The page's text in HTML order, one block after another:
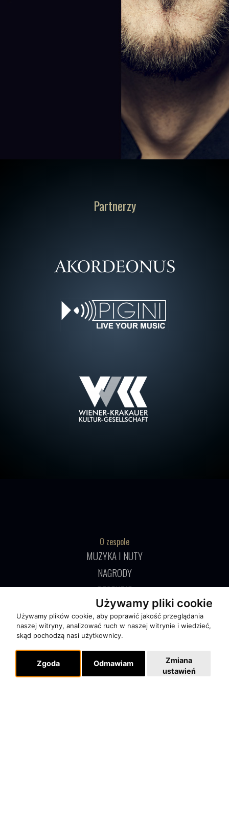
Używamy pliki cookie
Używamy plików cookie, aby poprawić jakość przeglądania
naszej witryny, analizować ruch w naszej witrynie i wiedzieć,
skąd pochodzą nasi użytkownicy.
Zgoda Odmawiam
Zmiana
ustawień
Partnerzy
O zespole
MUZYKA I NUTY
NAGRODY
RECENZJE
Pomoc
KONTAKT
POLITYKA PRYWATNOŚCI